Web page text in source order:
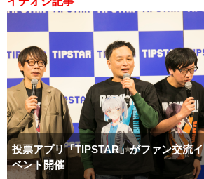
投票アプリ「TIPSTAR」がファン交流イ
ベント開催